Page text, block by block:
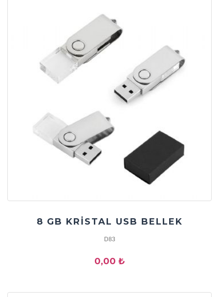
8 GB KRİSTAL USB BELLEK
D83
0,00 ₺